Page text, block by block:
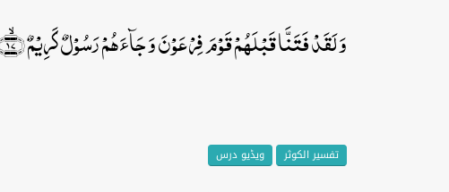
وَ لَقَدۡ فَتَنَّا قَبۡلَہُمۡ قَوۡمَ فِرۡعَوۡنَ وَ جَآءَہُمۡ رَسُوۡلٌ کَرِیۡمٌ ﴿ۙ۱۷﴾
تفسیر الکوثر ویڈیو درس